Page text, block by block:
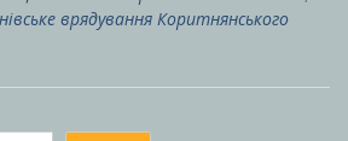
врядування Коритнянського